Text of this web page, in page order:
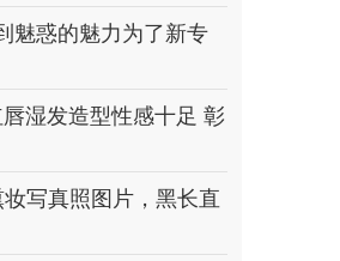
魅惑的魅力为了新专
湿发造型性感十足 彰
写真照图片，黑长直